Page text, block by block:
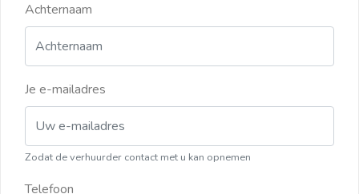
Achternaam
Je e-mailadres
Zodat de verhuurder contact met u kan opnemen
Telefoon